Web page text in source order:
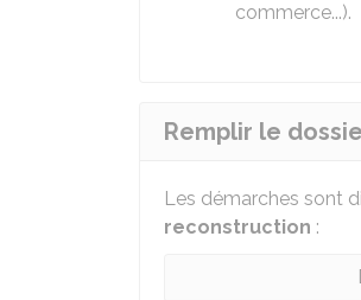
commerce...).
Remplir le
Les démarches sont
reconstruction :